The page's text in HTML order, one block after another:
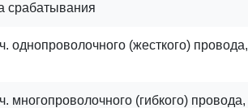
срабатывания
однопроволочного (жесткого) провода,
многопроволочного (гибкого) провода,